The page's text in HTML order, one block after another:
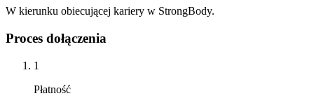
W kierunku obiecującej kariery w StrongBody.
Proces dołączenia
1
Płatność